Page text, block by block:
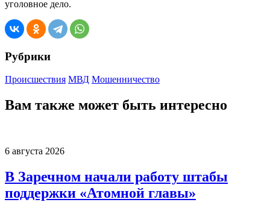
уголовное дело.
Рубрики
Происшествия МВД Мошенничество
Вам также может быть интересно
6 августа 2026
В Заречном начали работу штабы
поддержки «Атомной главы»